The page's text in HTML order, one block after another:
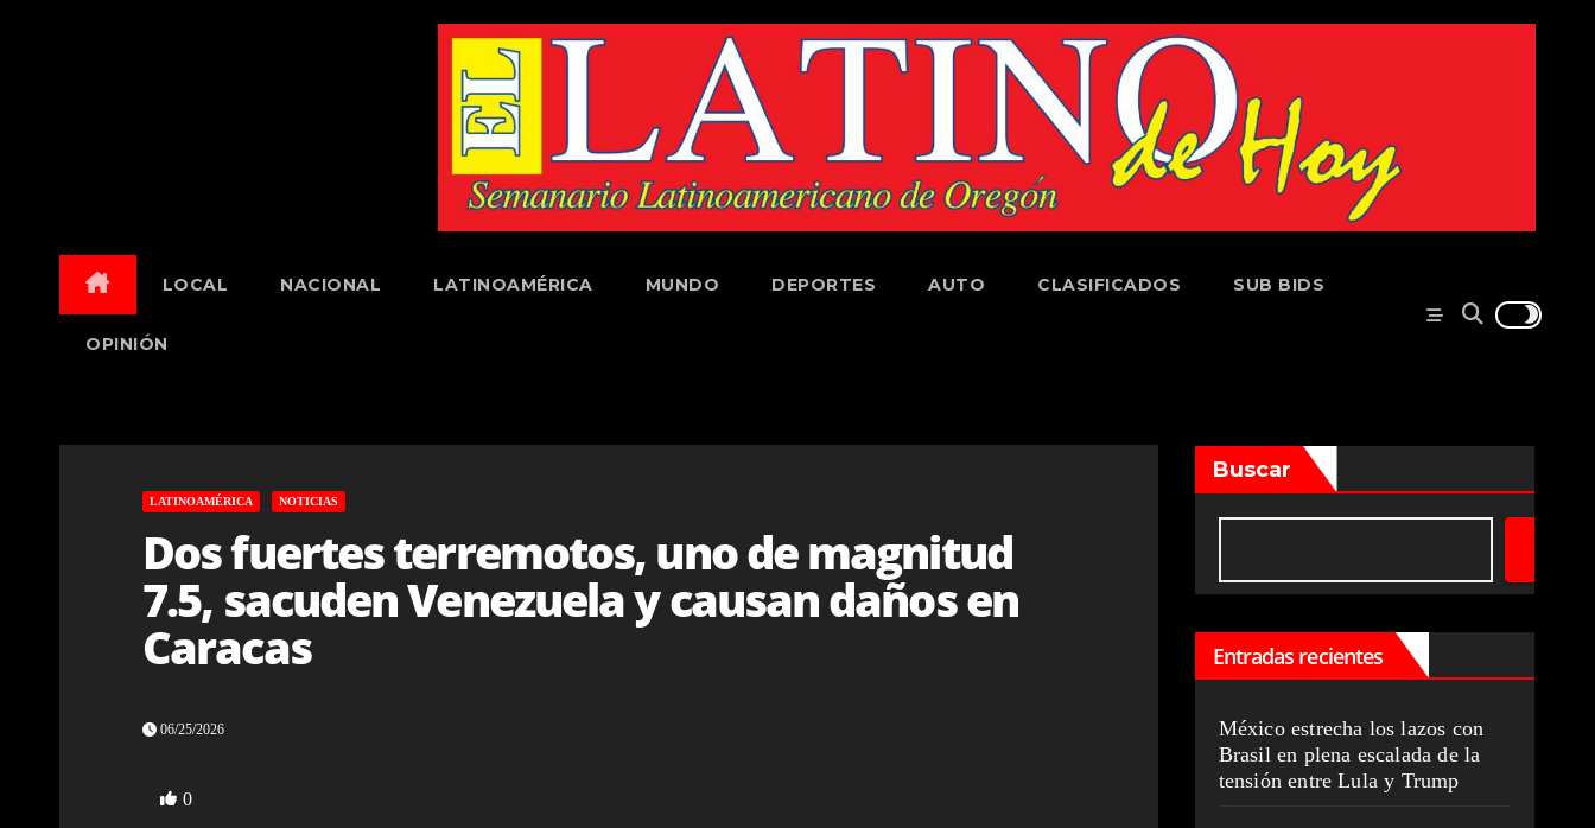
LOCAL NACIONAL LATINOAMÉRICA MUNDO DEPORTES AUTO CLASIFICADOS SUB BIDS
OPINIÓN
LATINOAMÉRICA NOTICIAS
Dos fuertes terremotos, uno de magnitud
7.5, sacuden Venezuela y causan daños en
Caracas
06/25/2026
0
Buscar
Entradas recientes
México estrecha los lazos con
Brasil en plena escalada de la
tensión entre Lula y Trump